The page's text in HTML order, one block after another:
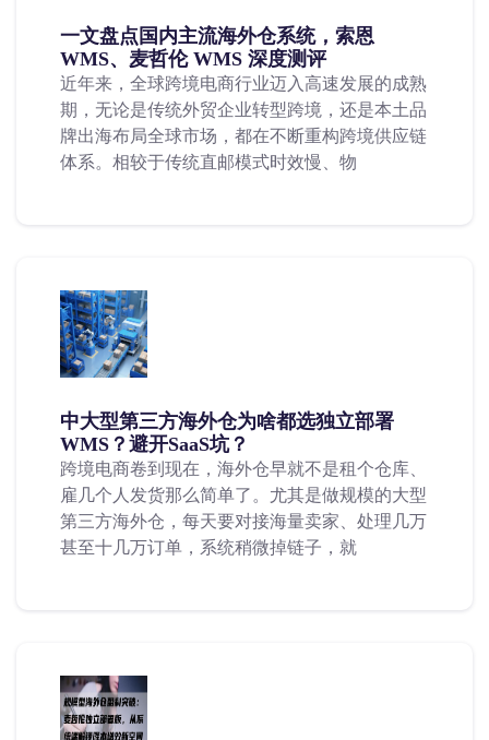
一文盘点国内主流海外仓系统，索恩
WMS、麦哲伦 WMS 深度测评
近年来，全球跨境电商行业迈入高速发展的成熟
期，无论是传统外贸企业转型跨境，还是本土品
牌出海布局全球市场，都在不断重构跨境供应链
体系。相较于传统直邮模式时效慢、物
中大型第三方海外仓为啥都选独立部署
WMS？避开SaaS坑？
跨境电商卷到现在，海外仓早就不是租个仓库、
雇几个人发货那么简单了。尤其是做规模的大型
第三方海外仓，每天要对接海量卖家、处理几万
甚至十几万订单，系统稍微掉链子，就